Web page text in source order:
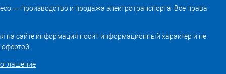
— производство и продажа электротранспорта. Все права
на сайте информация носит информационный характер и не